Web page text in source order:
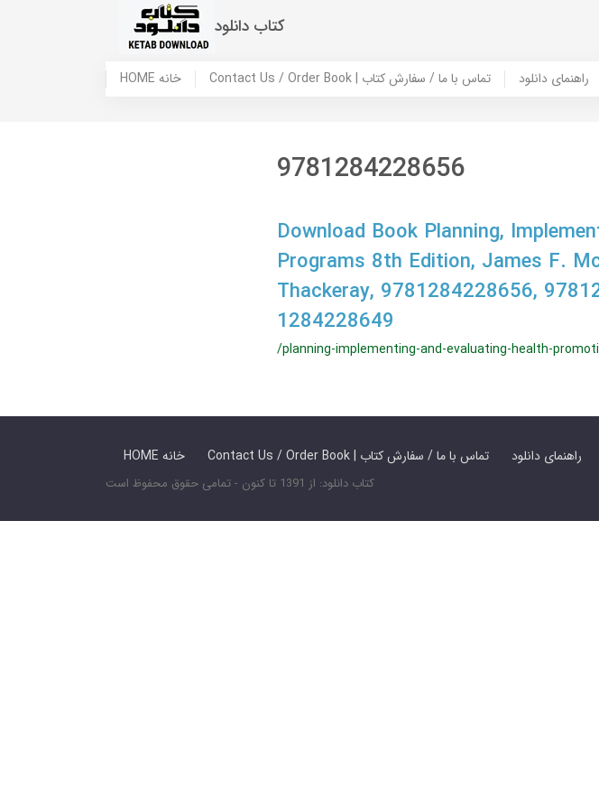
کتاب دانلود
HOME خانه Contact Us / Order Book | تماس با ما / سفارش کتاب راهنمای دانلود
9781284228656
Download Book Planning,
Programs 8th Edition, James F.
Thackeray, 9781284228656,
1284228649
/planning-implementing-and-evaluating-health-
HOME خانه Contact Us / Order Book | تماس با ما / سفارش کتاب راهنمای دانلود
کتاب دانلود: از 1391 تا کنون - تمامی حقوق محفوظ است